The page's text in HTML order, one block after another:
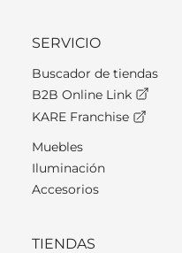
SERVICIO
Buscador de tiendas
B2B Online Link
KARE Franchise
Muebles
Iluminación
Accesorios
TIENDAS